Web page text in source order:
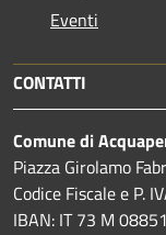
Eventi
CONTATTI
Comune di
Piazza Girolamo
Codice Fiscale e P.
IBAN: IT 73 M